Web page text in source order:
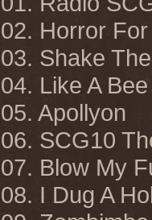
02. Horror
03. Shake
04. Like A
05. Apollyon
06. SCG10
07. Blow My
08. I Dug A